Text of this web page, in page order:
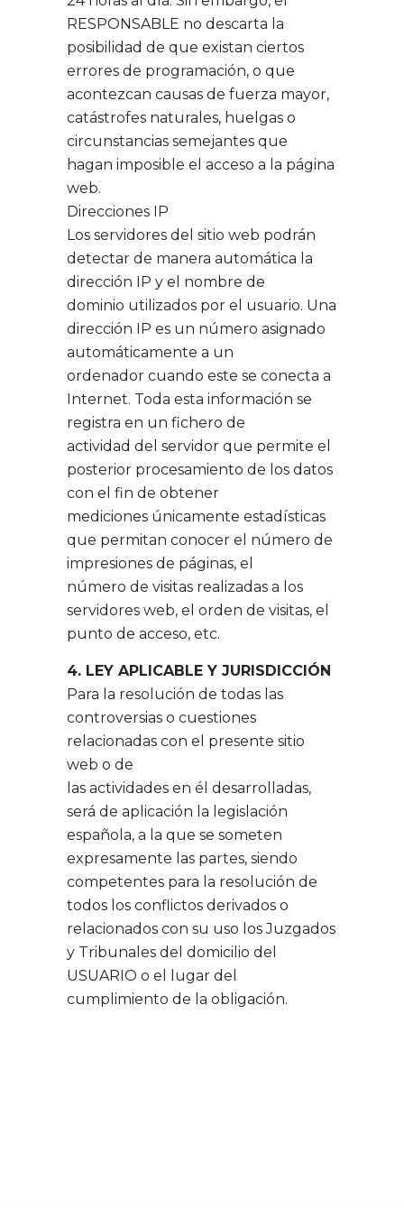
RESPONSABLE no descarta la
posibilidad de que existan ciertos
errores de programación, o que
acontezcan causas de fuerza mayor,
catástrofes naturales, huelgas o
circunstancias semejantes que
hagan imposible el acceso a la página
web.
Direcciones IP
Los servidores del sitio web podrán
detectar de manera automática la
dirección IP y el nombre de
dominio utilizados por el usuario. Una
dirección IP es un número asignado
automáticamente a un
ordenador cuando este se conecta a
Internet. Toda esta información se
registra en un fichero de
actividad del servidor que permite el
posterior procesamiento de los datos
con el fin de obtener
mediciones únicamente estadísticas
que permitan conocer el número de
impresiones de páginas, el
número de visitas realizadas a los
servidores web, el orden de visitas, el
punto de acceso, etc.
4. LEY APLICABLE Y JURISDICCIÓN
Para la resolución de todas las
controversias o cuestiones
relacionadas con el presente sitio
web o de
las actividades en él desarrolladas,
será de aplicación la legislación
española, a la que se someten
expresamente las partes, siendo
competentes para la resolución de
todos los conflictos derivados o
relacionados con su uso los Juzgados
y Tribunales del domicilio del
USUARIO o el lugar del
cumplimiento de la obligación.